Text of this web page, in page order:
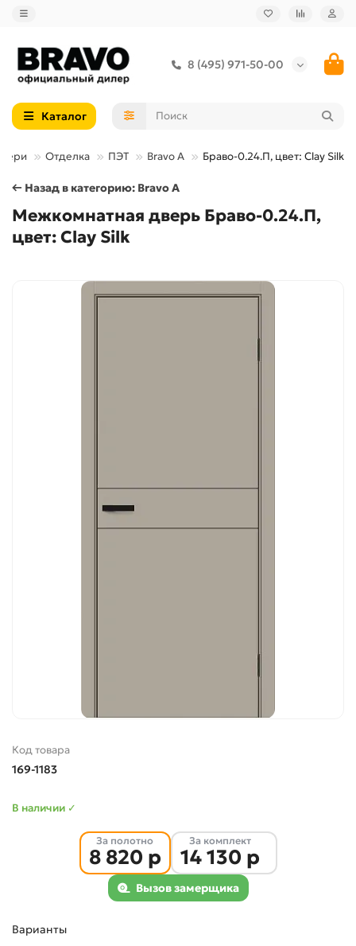
8 (495) 971-50-00
Каталог
Отделка ПЭТ Bravo A Браво-0.24.П, цвет: Clay Silk
← Назад в категорию: Bravo A
Межкомнатная дверь Браво-0.24.П,
цвет: Clay Silk
Код товара
169-1183
В наличии ✓
За полотно
8 820 р
За комплект
14 130 р
Вызов замерщика
Варианты